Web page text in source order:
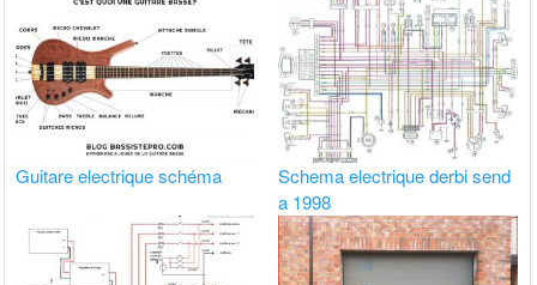
Guitare electrique schéma
Schema electrique derbi send
a 1998